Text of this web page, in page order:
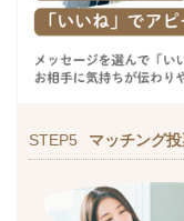
STEP5 マッチング